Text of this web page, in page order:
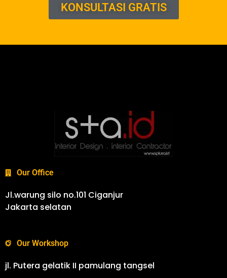
KONSULTASI GRATIS
Our Office
Jl.warung silo no.101 Ciganjur
Jakarta selatan
Our Workshop
jl. Putera gelatik II pamulang tangsel